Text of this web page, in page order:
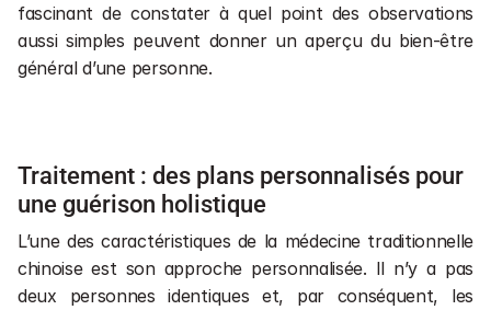
fascinant de constater à quel point des observations
aussi simples peuvent donner un aperçu du bien-être
général d’une personne.
Traitement : des plans personnalisés pour
une guérison holistique
L’une des caractéristiques de la médecine traditionnelle
chinoise est son approche personnalisée. Il n’y a pas
deux personnes identiques et, par conséquent, les